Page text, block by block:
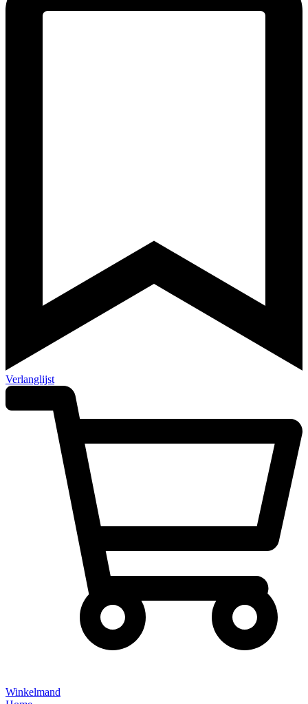
Verlanglijst
Winkelmand